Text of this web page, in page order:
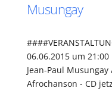
Musungay
06.06.2015 um
Jean-Paul
Afrochanson - CD